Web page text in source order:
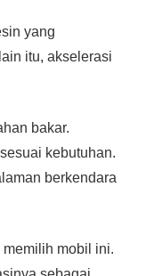
yang
itu, akselerasi
bakar.
kebutuhan.
berkendara
mobil ini.